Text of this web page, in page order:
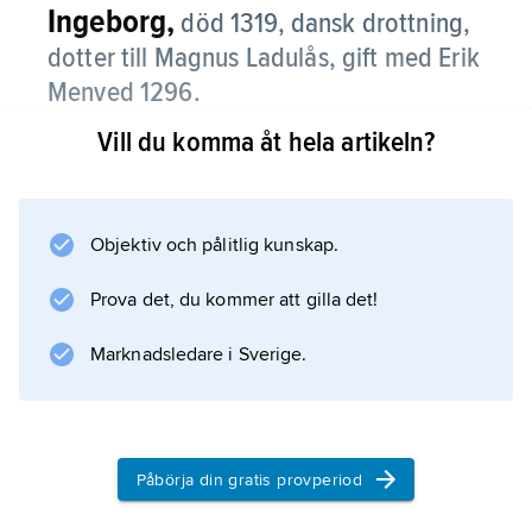
Ingeborg, död 1319, dansk drottning,
dotter till Magnus Ladulås, gift med Erik
Menved 1296.
Ingeborg, som inte tycks ha spelat någon
oense) antingen var dödfödda eller dog i späd
kloster.
Vill du komma åt hela artikeln?
Objektiv och pålitlig kunskap.
Prova det, du kommer att gilla det!
Marknadsledare i Sverige.
Påbörja din gratis provperiod